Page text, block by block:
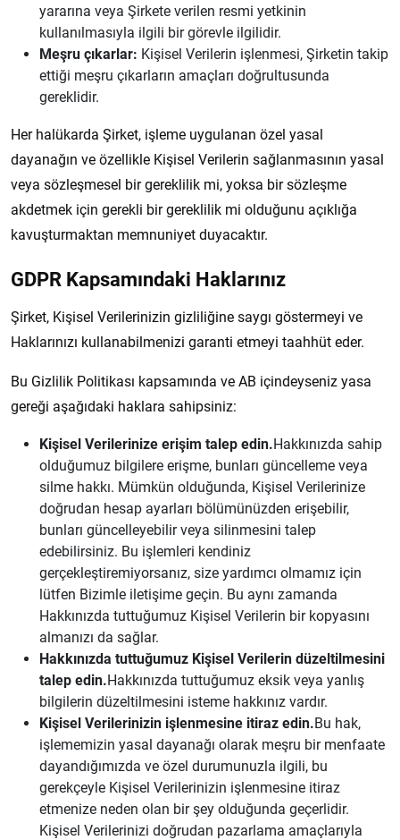
yararına veya Şirkete verilen resmi yetkinin
kullanılmasıyla ilgili bir görevle ilgilidir.
Meşru çıkarlar: Kişisel Verilerin işlenmesi, Şirketin takip
ettiği meşru çıkarların amaçları doğrultusunda
gereklidir.
Her halükarda Şirket, işleme uygulanan özel yasal
dayanağın ve özellikle Kişisel Verilerin sağlanmasının yasal
veya sözleşmesel bir gereklilik mi, yoksa bir sözleşme
akdetmek için gerekli bir gereklilik mi olduğunu açıklığa
kavuşturmaktan memnuniyet duyacaktır.
GDPR Kapsamındaki Haklarınız
Şirket, Kişisel Verilerinizin gizliliğine saygı göstermeyi ve
Haklarınızı kullanabilmenizi garanti etmeyi taahhüt eder.
Bu Gizlilik Politikası kapsamında ve AB içindeyseniz yasa
gereği aşağıdaki haklara sahipsiniz:
Kişisel Verilerinize erişim talep edin.Hakkınızda sahip
olduğumuz bilgilere erişme, bunları güncelleme veya
silme hakkı. Mümkün olduğunda, Kişisel Verilerinize
doğrudan hesap ayarları bölümünüzden erişebilir,
bunları güncelleyebilir veya silinmesini talep
edebilirsiniz. Bu işlemleri kendiniz
gerçekleştiremiyorsanız, size yardımcı olmamız için
lütfen Bizimle iletişime geçin. Bu aynı zamanda
Hakkınızda tuttuğumuz Kişisel Verilerin bir kopyasını
almanızı da sağlar.
Hakkınızda tuttuğumuz Kişisel Verilerin düzeltilmesini
talep edin.Hakkınızda tuttuğumuz eksik veya yanlış
bilgilerin düzeltilmesini isteme hakkınız vardır.
Kişisel Verilerinizin işlenmesine itiraz edin.Bu hak,
işlememizin yasal dayanağı olarak meşru bir menfaate
dayandığımızda ve özel durumunuzla ilgili, bu
gerekçeyle Kişisel Verilerinizin işlenmesine itiraz
etmenize neden olan bir şey olduğunda geçerlidir.
Kişisel Verilerinizi doğrudan pazarlama amaçlarıyla